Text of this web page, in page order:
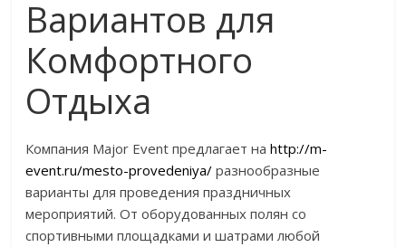
Вариантов для
Комфортного
Отдыха
Компания Major Event предлагает наhttp://m-
event.ru/mesto-provedeniya/ разнообразные
варианты для проведения праздничных
мероприятий. От оборудованных полян со
спортивными площадками и шатрами любой